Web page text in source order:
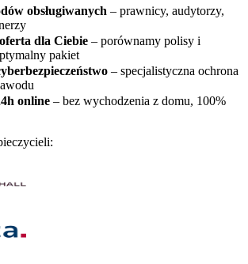
obsługiwanych – prawnicy, audytorzy,
dla Ciebie – porównamy polisy i
pakiet
– specjalistyczna ochrona
online – bez wychodzenia z domu, 100%